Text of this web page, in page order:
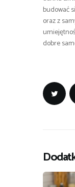
budować
oraz z
dobre